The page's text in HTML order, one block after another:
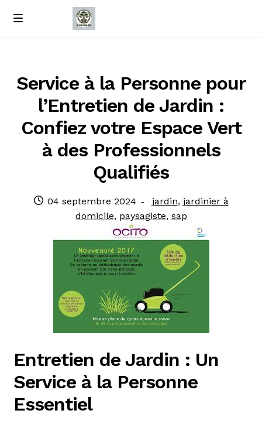
Passer
Passer
M
À propos de nous
Contact
Service à la Personne pour
l’Entretien de Jardin :
Confiez votre Espace Vert
à des Professionnels
Qualifiés
Publié
04 septembre 2024
Catégories
:
jardin, jardinier à
domicile, paysagiste, sap
Entretien de Jardin : Un
Service à la Personne
Essentiel